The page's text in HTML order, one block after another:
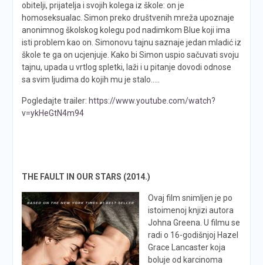
obitelji, prijatelja i svojih kolega iz škole: on je
homoseksualac. Simon preko društvenih mreža upoznaje
anonimnog školskog kolegu pod nadimkom Blue koji ima
isti problem kao on. Simonovu tajnu saznaje jedan mladić iz
škole te ga on ucjenjuje. Kako bi Simon uspio sačuvati svoju
tajnu, upada u vrtlog spletki, laži i u pitanje dovodi odnose
sa svim ljudima do kojih mu je stalo…..
Pogledajte trailer: https://www.youtube.com/watch?
v=ykHeGtN4m94
THE FAULT IN OUR STARS (2014.)
Ovaj film snimljen je po
istoimenoj knjizi autora
Johna Greena. U filmu se
radi o 16-godišnjoj Hazel
Grace Lancaster koja
boluje od karcinoma